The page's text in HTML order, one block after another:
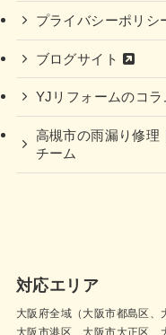
プライバシーポリシ
ブログサイト
YJリフォームのコラ
高槻市の雨漏り修理
チーム
対応エリア
大阪府全域（大阪市都島区、
大阪市港区、大阪市大正区